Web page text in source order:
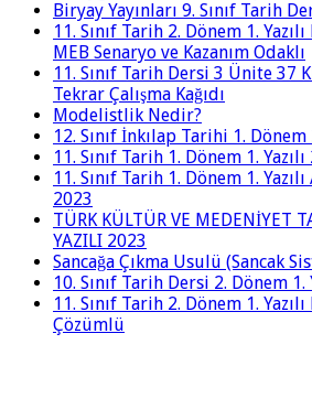
Biryay Yayınları 9. Sınıf Tarih
11. Sınıf Tarih 2. Dönem 1.
MEB Senaryo ve Kazanım Odaklı
11. Sınıf Tarih Dersi 3 Ünite 37
Tekrar Çalışma Kağıdı
Modelistlik Nedir?
12. Sınıf İnkılap Tarihi 1. Dönem
11. Sınıf Tarih 1. Dönem 1.
11. Sınıf Tarih 1. Dönem 1.
2023
TÜRK KÜLTÜR VE MEDENİYET
YAZILI 2023
Sancağa Çıkma Usulü (Sancak
10. Sınıf Tarih Dersi 2. Dönem 1.
11. Sınıf Tarih 2. Dönem 1.
Çözümlü